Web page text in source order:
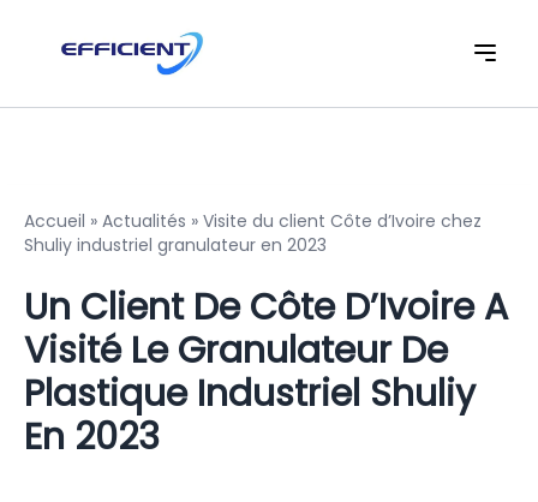
Accueil » Actualités » Visite du client Côte d’Ivoire chez
Shuliy industriel granulateur en 2023
Un Client De Côte D’Ivoire A
Visité Le Granulateur De
Plastique Industriel Shuliy
En 2023